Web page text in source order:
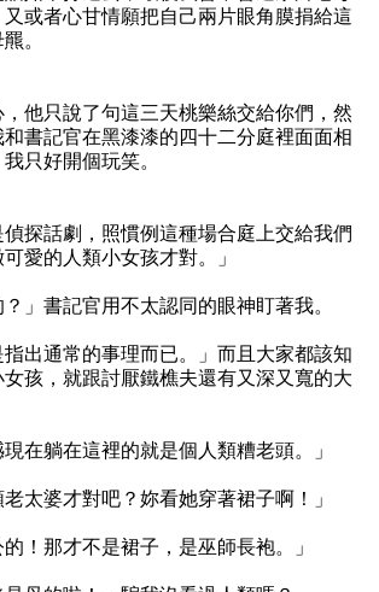
或者心甘情願把自己兩片眼角膜捐給這
。
他只說了句這三天桃樂絲交給你們，然
書記官在黑漆漆的四十二分庭裡面面相
只好開個玩笑。
偵探話劇，照慣例這種場合庭上交給我們
愛的人類小女孩才對。」
？」書記官用不太認同的眼神盯著我。
指出通常的事理而已。」而且大家都該知
孩，就跟討厭鐵樵夫還有又深又寬的大
現在躺在這裡的就是個人類糟老頭。」
老太婆才對吧？妳看她穿著裙子啊！」
的！那才不是裙子，是巫師長袍。」